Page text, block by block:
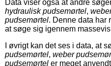
Data viser også at andre
hydraulisk pudsemørtel,
pudsemørtel. Denne data har
at søge sig igennem
I øvrigt kan det ses i data, at
pudsemørtel, weber
pudsemørtel er meget